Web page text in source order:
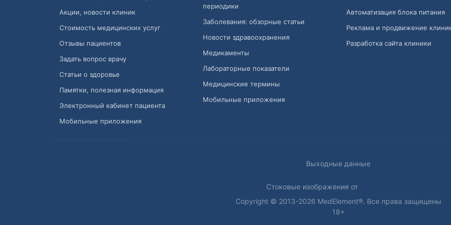
Акции, новости клиник
Стоимость медицинских услуг
Отзывы пациентов
Задать вопрос врачу
Статьи о здоровье
Памятки, полезная информация
Электронный кабинет пациента
Мобильные приложения
периодики
Заболевания: обзорные статьи
Новости здравоохранения
Медикаменты
Лабораторные показатели
Медицинские термины
Мобильные приложения
Автоматизация блока питания
Реклама и продвижение
Разработка сайта клиники
Выходные данные
Стоковые изображения от
Copyright © 2013-2026 MedElement®. Все права защищены
18+